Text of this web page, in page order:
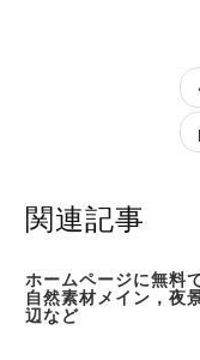
関連記事
ホームページに無料
自然素材メイン，夜
辺など